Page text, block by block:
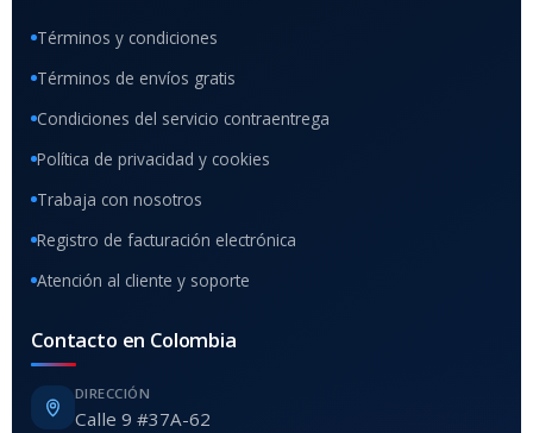
Términos y condiciones
Términos de envíos gratis
Condiciones del servicio contraentrega
Política de privacidad y cookies
Trabaja con nosotros
Registro de facturación electrónica
Atención al cliente y soporte
Contacto en Colombia
DIRECCIÓN
Calle 9 #37A-62